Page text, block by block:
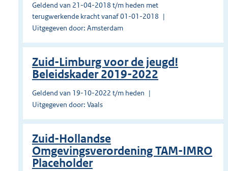
Geldend van 21-04-2018 t/m heden met
terugwerkende kracht vanaf 01-01-2018
Uitgegeven door: Amsterdam
Zuid-Limburg voor de jeugd!
Beleidskader 2019-2022
Geldend van 19-10-2022 t/m heden
Uitgegeven door: Vaals
Zuid-Hollandse
Omgevingsverordening TAM-IMRO
Placeholder